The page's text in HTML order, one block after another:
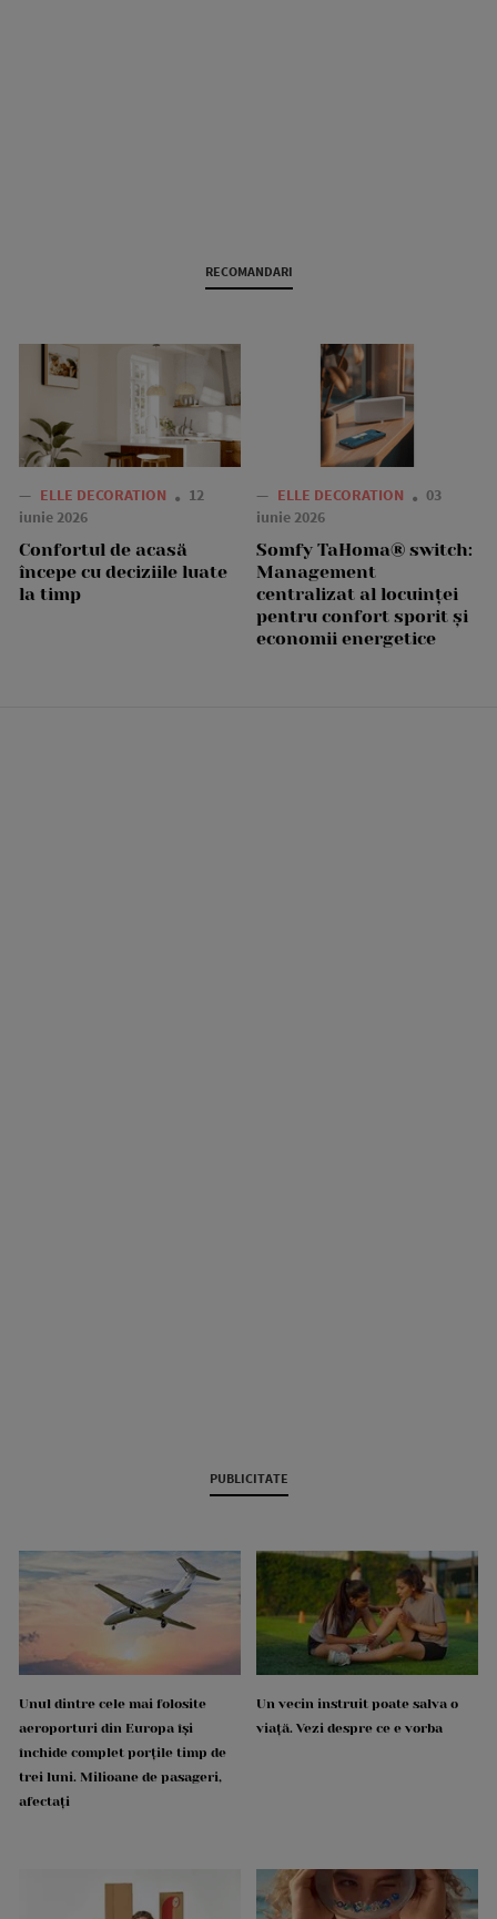
RECOMANDARI
— ELLE DECORATION
12
iunie 2026
Confortul de acasă
începe cu deciziile luate
la timp
— ELLE DECORATION
03
iunie 2026
Somfy TaHoma® switch:
Management
centralizat al locuinței
pentru confort sporit și
economii energetice
PUBLICITATE
Unul dintre cele mai folosite
aeroporturi din Europa își
închide complet porțile timp de
trei luni. Milioane de pasageri,
afectați
Un vecin instruit poate salva o
viață. Vezi despre ce e vorba